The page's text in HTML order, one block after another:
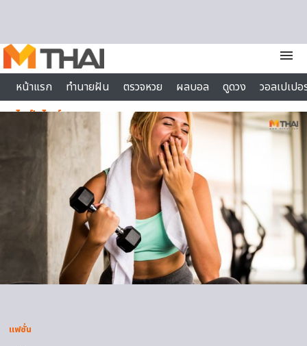
menu
หน้าแรก
ทำนายฝัน ตรวจหวย ผลบอล ดูดวง
วอลเปเป
ไลฟ์สไตล์
แฟชั่น